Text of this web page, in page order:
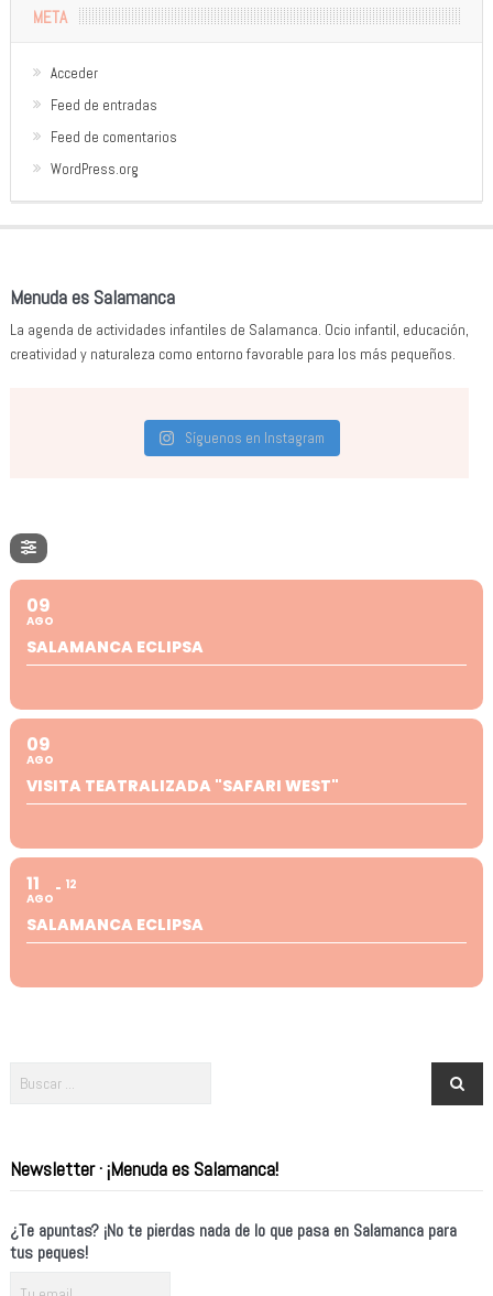
META
Acceder
Feed de entradas
Feed de comentarios
WordPress.org
Menuda es Salamanca
La agenda de actividades infantiles de Salamanca. Ocio infantil, educación,
creatividad y naturaleza como entorno favorable para los más pequeños.
Síguenos en Instagram
09
AGO
SALAMANCA ECLIPSA
09
AGO
VISITA TEATRALIZADA "SAFARI WEST"
11
AGO
12
SALAMANCA ECLIPSA
Newsletter · ¡Menuda es Salamanca!
¿Te apuntas? ¡No te pierdas nada de lo que pasa en Salamanca para
tus peques!